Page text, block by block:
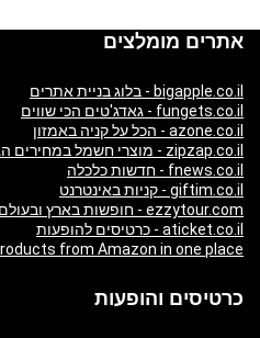
אתרים מומלצים
bigapple.co.il - בלוג בניית אתרים
fungets.co.il - גאדג'טים הכי שווים
azone.co.il - הכל על קניה באמזון
zipzap.co.il - מוצרי חשמל במחירים הגיוניים
fnews.co.il - חדשות כלכלה
giftim.co.il - קניות באינטרנט
ezzytour.com - חופשות בארץ ובעולם
aticket.co.il - כרטיסים להופעות
from Amazon in one place
כרטיסים והופעות